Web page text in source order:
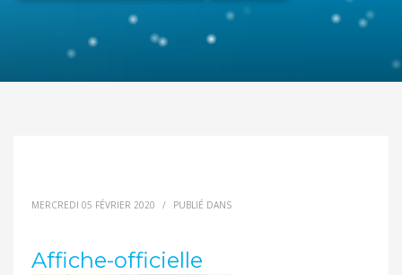
MERCREDI 05 FÉVRIER 2020 / PUBLIÉ DANS
Affiche-officielle